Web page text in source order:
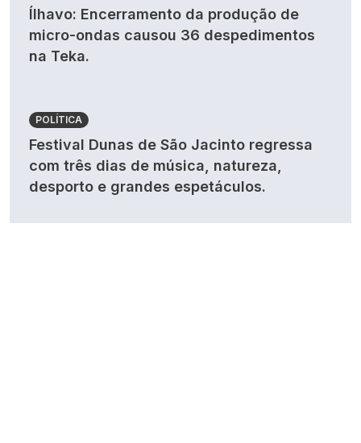
Ílhavo: Encerramento da produção de
micro-ondas causou 36 despedimentos
na Teka.
POLÍTICA
Festival Dunas de São Jacinto regressa
com três dias de música, natureza,
desporto e grandes espetáculos.